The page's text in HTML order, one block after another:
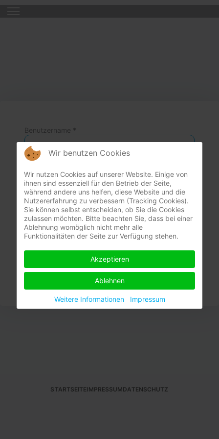
Benutzername *
Passwort*
Angemeldet bleiben
Anmelden
Benutzername vergessen?
STARTSEITEIMPRESSUMDATENSCHUTZ
Wir benutzen Cookies
Wir nutzen Cookies auf unserer Website. Einige von
ihnen sind essenziell für den Betrieb der Seite,
während andere uns helfen, diese Website und die
Nutzererfahrung zu verbessern (Tracking Cookies).
Sie können selbst entscheiden, ob Sie die Cookies
zulassen möchten. Bitte beachten Sie, dass bei einer
Ablehnung womöglich nicht mehr alle
Funktionalitäten der Seite zur Verfügung stehen.
Akzeptieren
Ablehnen
Weitere Informationen Impressum